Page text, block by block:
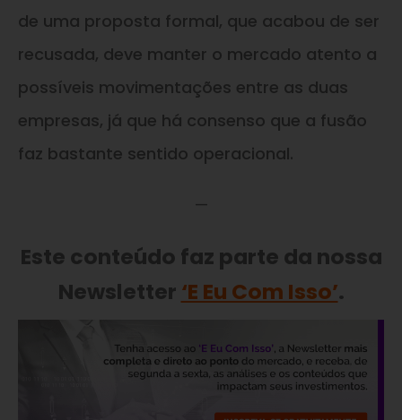
de uma proposta formal, que acabou de ser
recusada, deve manter o mercado atento a
possíveis movimentações entre as duas
empresas, já que há consenso que a fusão
faz bastante sentido operacional.
—
Este conteúdo faz parte da nossa
Newsletter ‘E Eu Com Isso’.